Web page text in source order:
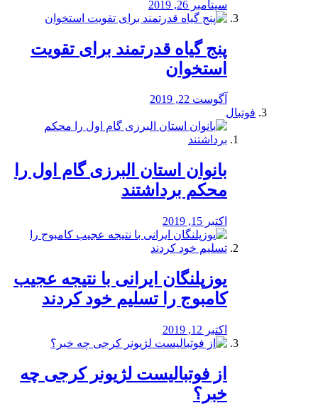
سپتامبر 26, 2019
پنج گیاه قدرتمند برای تقویت
استخوان
آگوست 22, 2019
فوتبال
بانوان استان البرزی گام اول را
محكم برداشتند
اکتبر 15, 2019
یوزپلنگان ایرانی با نتیجه عجیب
کامبوج را تسلیم خود کردند
اکتبر 12, 2019
از فوتبالیست لژیونر کرجی چه
خبر؟